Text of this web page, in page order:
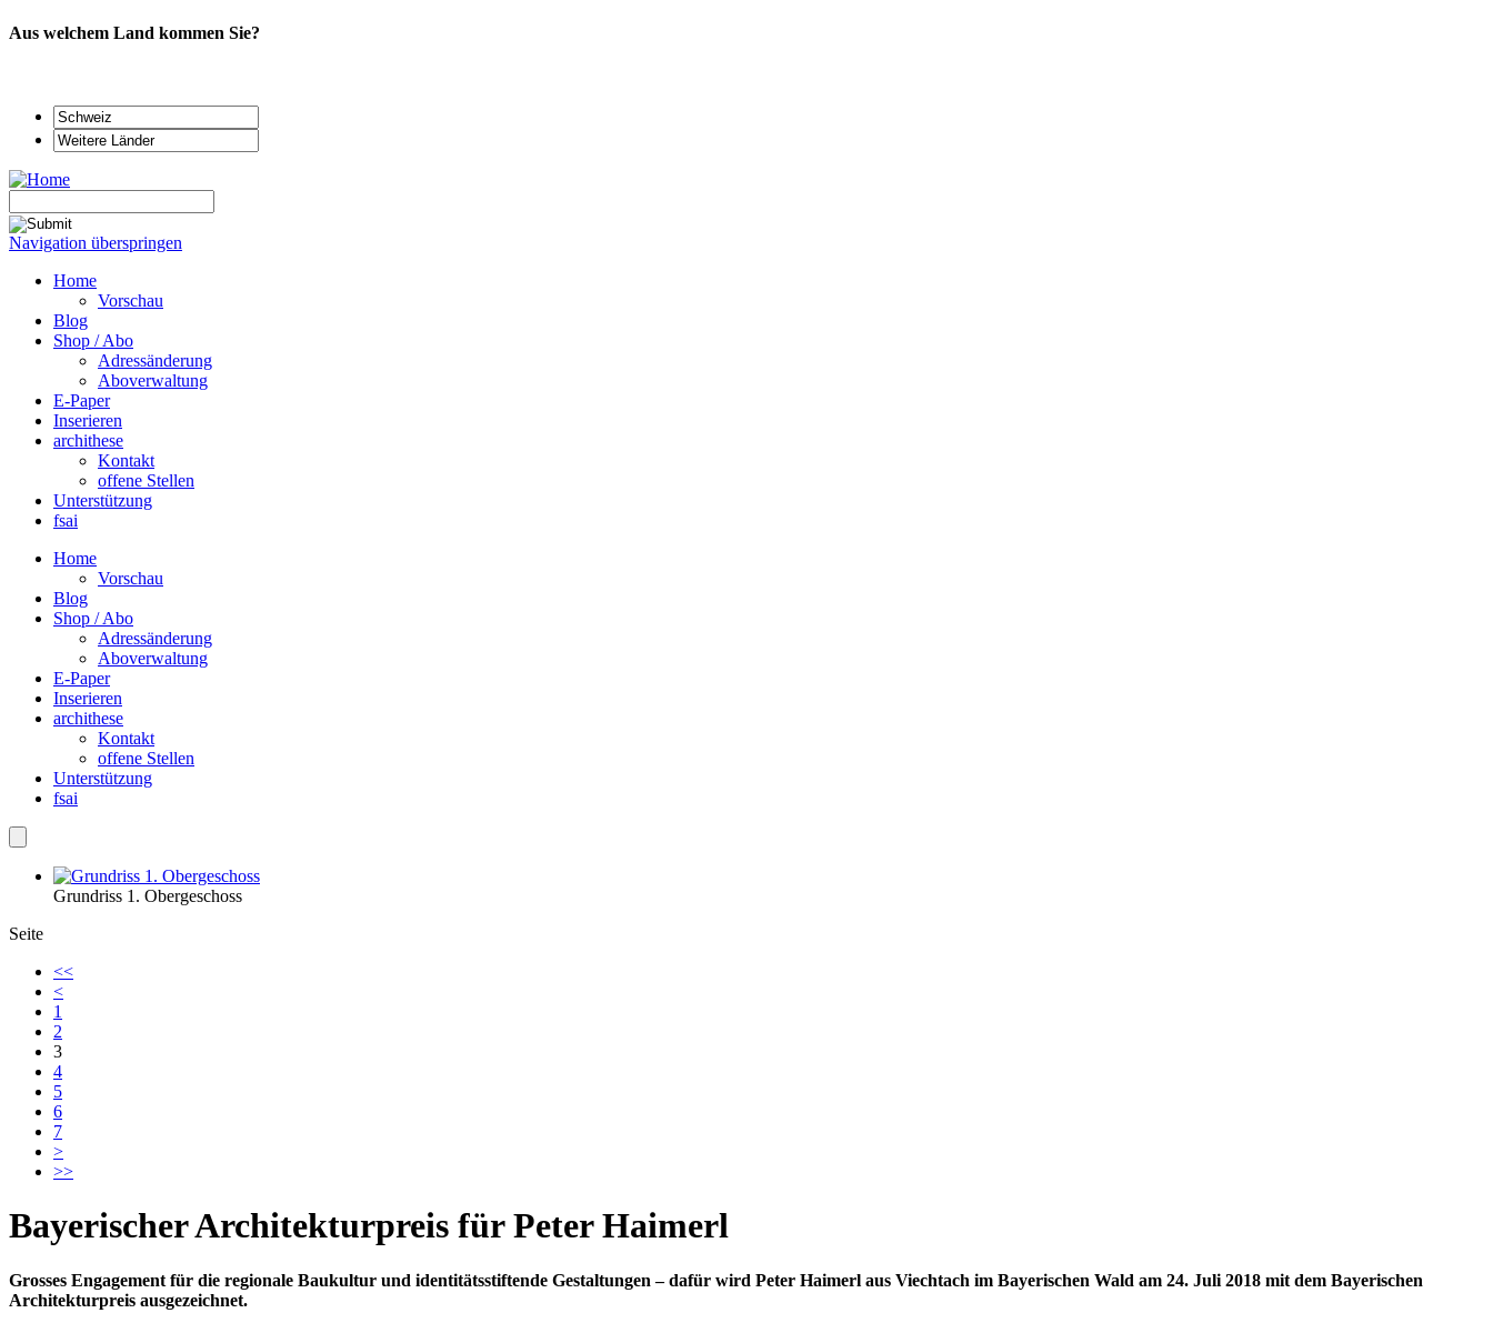
Aus welchem Land kommen Sie?
Navigation überspringen
Home
Vorschau
Blog
Shop / Abo
Adressänderung
Aboverwaltung
E-Paper
Inserieren
archithese
Kontakt
offene Stellen
Unterstützung
fsai
Home
Vorschau
Blog
Shop / Abo
Adressänderung
Aboverwaltung
E-Paper
Inserieren
archithese
Kontakt
offene Stellen
Unterstützung
fsai
Grundriss 1. Obergeschoss
Seite
<<
<
1
2
3
4
5
6
7
>
>>
Bayerischer Architekturpreis für Peter Haimerl
Grosses Engagement für die regionale Baukultur und identitätsstiftende Gestaltungen – dafür wird Peter Haimerl aus Viechtach im Bayerischen Wald am 24. Juli 2018 mit dem Bayerischen
Architekturpreis ausgezeichnet.